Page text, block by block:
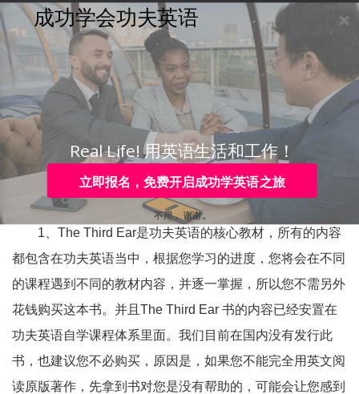
购买
注册
Toggle
navigation
咨询热线：
4006-979-088 或 0755-88820630
能直接买《第三只耳朵》
这本教材吗？怎么购买功
夫英语?
1、The Third Ear是功夫英语的核心教材，所有的内容
都包含在功夫英语当中，根据您学习的进度，您将会在不同
的课程遇到不同的教材内容，并逐一掌握，所以您不需另外
花钱购买这本书。并且The Third Ear 书的内容已经安置在
功夫英语自学课程体系里面。我们目前在国内没有发行此
书，也建议您不必购买，原因是，如果您不能完全用英文阅
读原版著作，先拿到书对您是没有帮助的，可能会让您感到
立即报名，免费开启成功学英语之旅
成功学会功夫英语
Real Life! 用英语生活和工作！
不用， 谢谢。